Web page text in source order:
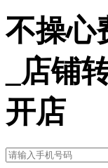
不操心
_店铺
开店